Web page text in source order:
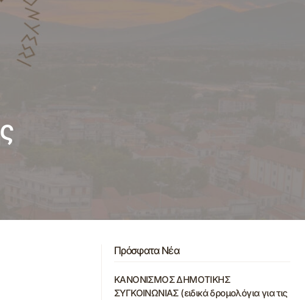
Πρόσφατα Νέα
ΚΑΝΟΝΙΣΜΟΣ ΔΗΜΟΤΙΚΗΣ
ΣΥΓΚΟΙΝΩΝΙΑΣ (ειδικά δρομολόγια για τις